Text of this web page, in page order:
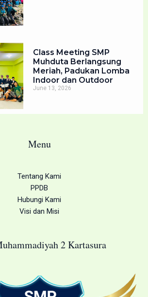
Class Meeting SMP
Muhduta Berlangsung
Meriah, Padukan Lomba
Indoor dan Outdoor
June 13, 2026
Menu
Tentang Kami
PPDB
Hubungi Kami
Visi dan Misi
2 Kartasura